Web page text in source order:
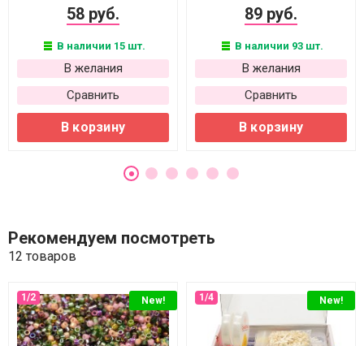
58 руб.
В наличии 15 шт.
В желания
Сравнить
В корзину
89 руб.
В наличии 93 шт.
В желания
Сравнить
В корзину
Рекомендуем посмотреть
12 товаров
New! New!